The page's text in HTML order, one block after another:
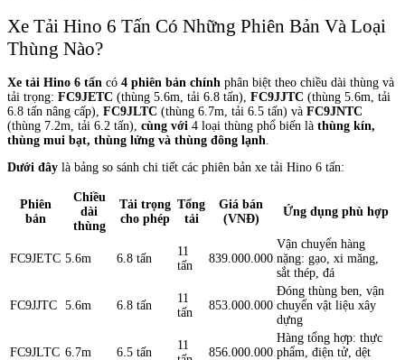
Xe Tải Hino 6 Tấn Có Những Phiên Bản Và Loại
Thùng Nào?
Xe tải Hino 6 tấn có 4 phiên bản chính phân biệt theo chiều dài thùng và
tải trọng: FC9JETC (thùng 5.6m, tải 6.8 tấn), FC9JJTC (thùng 5.6m, tải
6.8 tấn nâng cấp), FC9JLTC (thùng 6.7m, tải 6.5 tấn) và FC9JNTC
(thùng 7.2m, tải 6.2 tấn), cùng với 4 loại thùng phổ biến là thùng kín,
thùng mui bạt, thùng lửng và thùng đông lạnh.
Dưới đây là bảng so sánh chi tiết các phiên bản xe tải Hino 6 tấn:
Phiên
bản
Chiều
dài
thùng
Tải trọng
cho phép
Tổng
tải
Giá bán
(VNĐ)
Ứng dụng phù hợp
FC9JETC 5.6m 6.8 tấn
11
tấn
839.000.000
Vận chuyển hàng
nặng: gạo, xi măng,
sắt thép, đá
FC9JJTC 5.6m 6.8 tấn
11
tấn
853.000.000
Đóng thùng ben, vận
chuyển vật liệu xây
dựng
FC9JLTC 6.7m 6.5 tấn
11
856.000.000
Hàng tổng hợp: thực
phẩm, điện tử, dệt